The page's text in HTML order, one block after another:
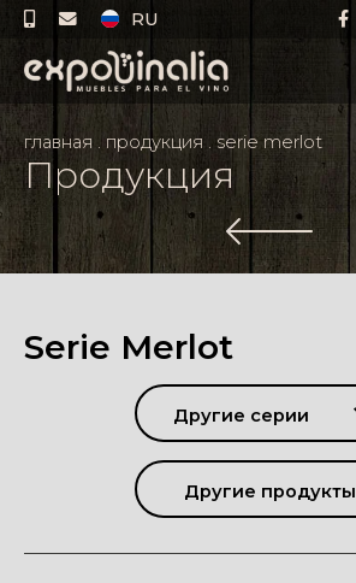
RU
главная . продукция . serie merlot
Продукция
Serie Merlot
Другие серии
Другие продукты